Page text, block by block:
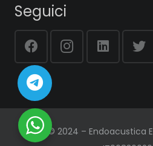
Seguici
© 2024 – Endoacustica